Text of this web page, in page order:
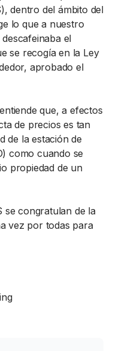
dentro del ámbito del
lo que a nuestro
el
se recogía en la Ley
aprobado el
que, a efectos
de precios es tan
de la estación de
como cuando se
propiedad de un
se congratulan de la
vez por todas para